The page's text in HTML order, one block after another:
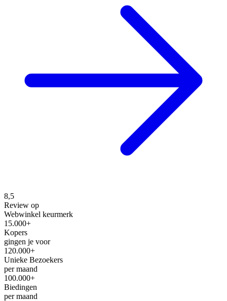
8,5
Review op
Webwinkel keurmerk
15.000+
Kopers
gingen je voor
120.000+
Unieke Bezoekers
per maand
100.000+
Biedingen
per maand